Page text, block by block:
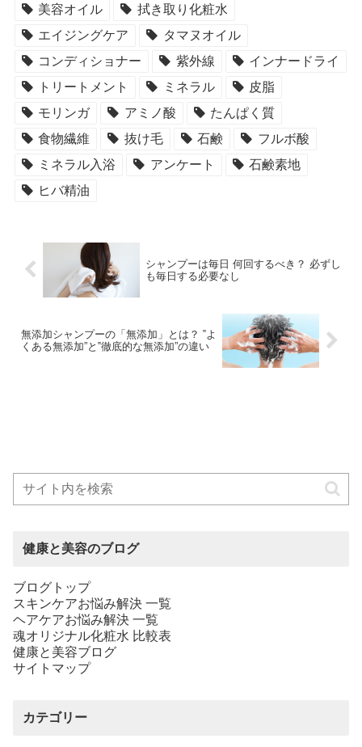
美容オイル
拭き取り化粧水
エイジングケア
タマヌオイル
コンディショナー
紫外線
インナードライ
トリートメント
ミネラル
皮脂
モリンガ
アミノ酸
たんぱく質
食物繊維
抜け毛 石鹸
フルボ酸
ミネラル入浴
アンケート
石鹸素地
ヒバ精油
シャンプーは毎日 何回するべき？ 必ずし
も毎日する必要なし
無添加シャンプーの「無添加」とは？ ‟よ
くある無添加”と‟徹底的な無添加”の違い
健康と美容のブログ
ブログトップ
スキンケアお悩み解決 一覧
ヘアケアお悩み解決 一覧
魂オリジナル化粧水 比較表
健康と美容ブログ
サイトマップ
カテゴリー